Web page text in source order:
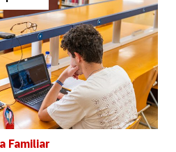
Familiar